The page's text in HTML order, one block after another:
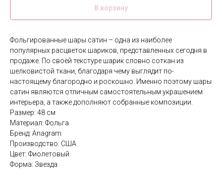
В корзину
Фольгированные шары сатин – одна из наиболее
популярных расцветок шариков, представленных сегодня в
продаже. По своей текстуре шарик словно соткан из
шелковистой ткани, благодаря чему выглядит по-
настоящему благородно и роскошно. Именно поэтому шары
сатин являются отличным самостоятельным украшением
интерьера, а также дополняют собранные композиции.
Размер: 48 см
Материал: Фольга
Бренд: Anagram
Производство: США
Цвет: Фиолетовый
Форма: Звезда